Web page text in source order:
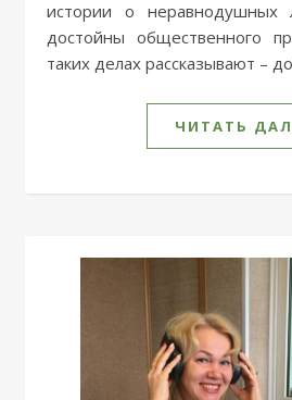
истории о
достойны общественного
таких делах рассказывают –
ЧИТАТЬ